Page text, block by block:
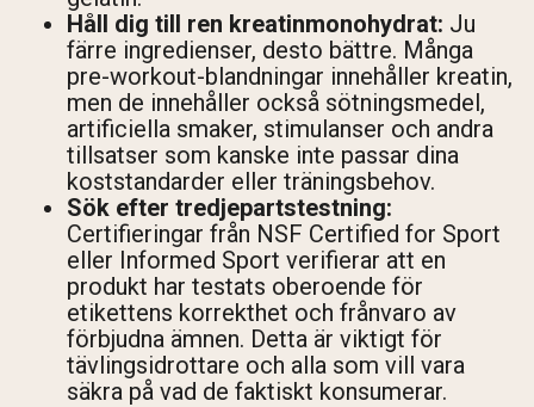
Håll dig till ren kreatinmonohydrat: Ju
färre ingredienser, desto bättre. Många
pre-workout-blandningar innehåller kreatin,
men de innehåller också sötningsmedel,
artificiella smaker, stimulanser och andra
tillsatser som kanske inte passar dina
koststandarder eller träningsbehov.
Sök efter tredjepartstestning:
Certifieringar från NSF Certified for Sport
eller Informed Sport verifierar att en
produkt har testats oberoende för
etikettens korrekthet och frånvaro av
förbjudna ämnen. Detta är viktigt för
tävlingsidrottare och alla som vill vara
säkra på vad de faktiskt konsumerar.